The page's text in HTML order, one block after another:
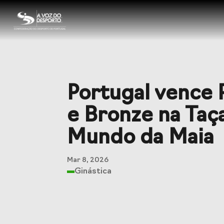
Visão e Missão Órgãos
Serviços
Portugal vence
e Bronze na
Mundo da Maia
Mar 8, 2026
Ginástica